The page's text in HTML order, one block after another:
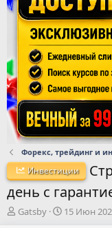
Форекс, трейдинг и
Инвестиции
день с
А
Gatsby
Д15 Июн